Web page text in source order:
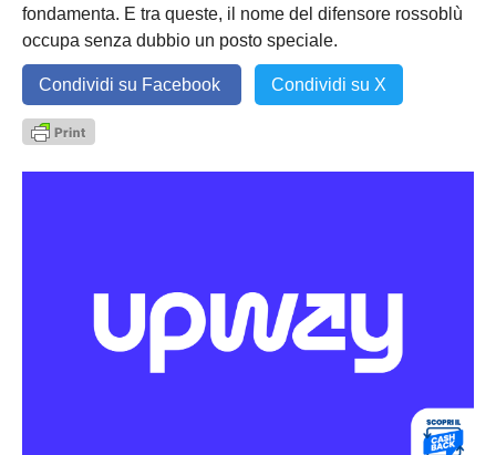
fondamenta. E tra queste, il nome del difensore rossoblù
occupa senza dubbio un posto speciale.
Condividi su Facebook Condividi su X